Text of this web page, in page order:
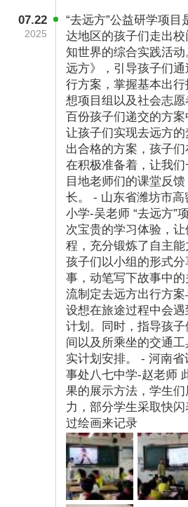
07.22
2025
“去远方”公益研学项
达地区的孩子们走出
知世界的综合实践活
远方》，引导孩子们
行方案，掌握基本出
想项目组以及社会志
百份孩子们递交的方案
让孩子们实现去远方
出合格的方案，孩子
在积极准备着，让我
目地老师们的课堂反
长。 - 山东省潍坊市
小学-吴老师 “去远方”
次宝贵的学习体验，
程，充分锻炼了自主能
孩子们以小组的形式
事，动笔写下故事中
流制定去远方出行方
设想在旅途过程中会
计划。同时，指导孩
间以及所乘坐的交通
实计划安排。 - 河南
事处八七中学-赵老师
果的展示方法，学生
力，部分学生采取快
过绘画来记录